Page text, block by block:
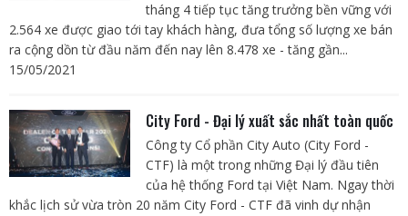
tháng 4 tiếp tục tăng trưởng bền vững với
2.564 xe được giao tới tay khách hàng, đưa tổng số lượng xe bán
ra cộng dồn từ đầu năm đến nay lên 8.478 xe - tăng gần...
15/05/2021
City Ford - Đại lý xuất sắc nhất toàn quốc
Công ty Cổ phần City Auto (City Ford -
CTF) là một trong những Đại lý đầu tiên
của hệ thống Ford tại Việt Nam. Ngay thời
khắc lịch sử vừa tròn 20 năm City Ford - CTF đã vinh dự nhận